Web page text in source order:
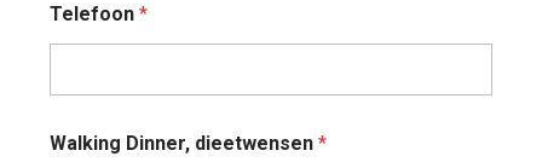
Telefoon *
P
Walking Dinner, dieetwensen *